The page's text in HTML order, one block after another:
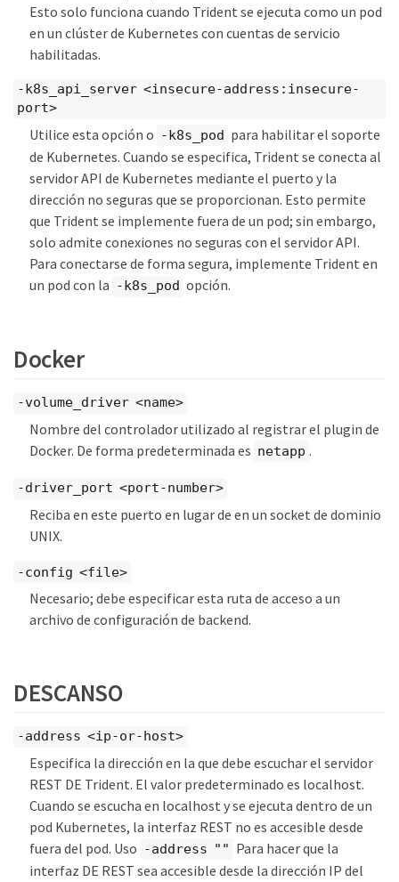
Esto solo funciona cuando Trident se ejecuta como un pod
en un clúster de Kubernetes con cuentas de servicio
habilitadas.
-k8s_api_server <insecure-address:insecure-
port>
Utilice esta opción o -k8s_pod para habilitar el soporte
de Kubernetes. Cuando se especifica, Trident se conecta al
servidor API de Kubernetes mediante el puerto y la
dirección no seguras que se proporcionan. Esto permite
que Trident se implemente fuera de un pod; sin embargo,
solo admite conexiones no seguras con el servidor API.
Para conectarse de forma segura, implemente Trident en
un pod con la -k8s_pod opción.
Docker
-volume_driver <name>
Nombre del controlador utilizado al registrar el plugin de
Docker. De forma predeterminada es netapp .
-driver_port <port-number>
Reciba en este puerto en lugar de en un socket de dominio
UNIX.
-config <file>
Necesario; debe especificar esta ruta de acceso a un
archivo de configuración de backend.
DESCANSO
-address <ip-or-host>
Especifica la dirección en la que debe escuchar el servidor
REST DE Trident. El valor predeterminado es localhost.
Cuando se escucha en localhost y se ejecuta dentro de un
pod Kubernetes, la interfaz REST no es accesible desde
fuera del pod. Uso -address "" Para hacer que la
interfaz DE REST sea accesible desde la dirección IP del